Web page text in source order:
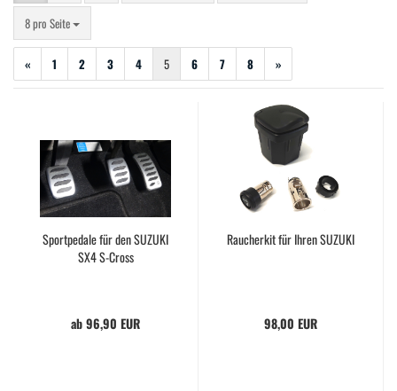
8 pro Seite
pro Seite
« 1 2 3 4 5 6 7 8 »
Sportpedale für den SUZUKI
SX4 S-Cross
ab 96,90 EUR
Raucherkit für Ihren SUZUKI
98,00 EUR